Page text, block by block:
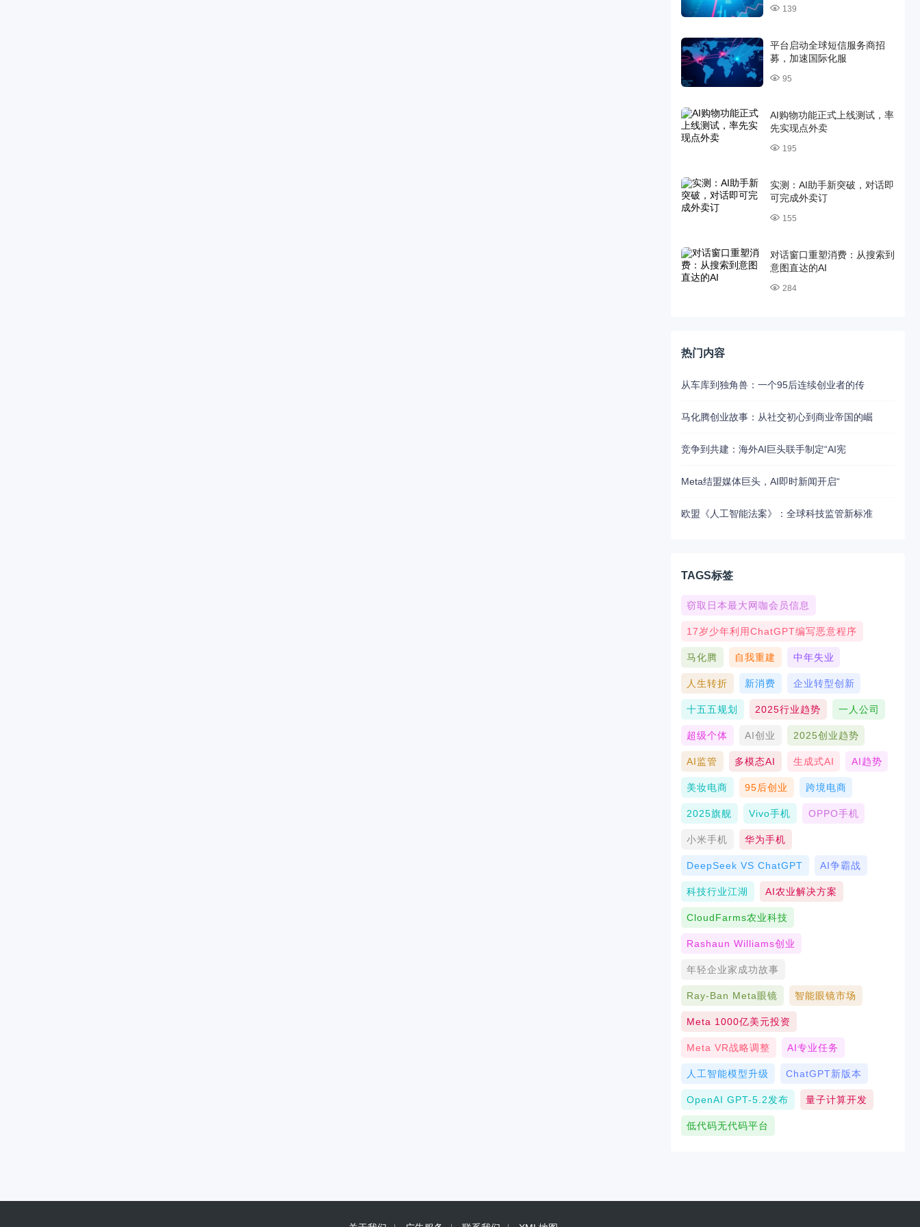
139
平台启动全球短信服务商招
募，加速国际化服
95
AI购物功能正式上线测试，率
先实现点外卖
195
实测：AI助手新突破，对话即
可完成外卖订
155
对话窗口重塑消费：从搜索到
意图直达的AI
284
热门内容
从车库到独角兽：一个95后连续创业者的传
马化腾创业故事：从社交初心到商业帝国的崛
竞争到共建：海外AI巨头联手制定“AI宪
Meta结盟媒体巨头，AI即时新闻开启“
欧盟《人工智能法案》：全球科技监管新标准
TAGS标签
窃取日本最大网咖会员信息
17岁少年利用ChatGPT编写恶意程序
马化腾 自我重建 中年失业
人生转折 新消费 企业转型创新
十五五规划 2025行业趋势 一人公司
超级个体 AI创业 2025创业趋势
AI监管 多模态AI 生成式AI AI趋势
美妆电商 95后创业 跨境电商
2025旗舰 Vivo手机 OPPO手机
小米手机 华为手机
DeepSeek VS ChatGPT AI争霸战
科技行业江湖 AI农业解决方案
CloudFarms农业科技
Rashaun Williams创业
年轻企业家成功故事
Ray-Ban Meta眼镜 智能眼镜市场
Meta 1000亿美元投资
Meta VR战略调整 AI专业任务
人工智能模型升级 ChatGPT新版本
OpenAI GPT-5.2发布 量子计算开发
低代码无代码平台